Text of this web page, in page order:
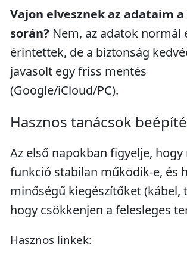
Vajon elvesznek az adataim
során? Nem, az adatok normál
érintettek, de a biztonság
javasolt egy friss mentés
(Google/iCloud/PC).
Hasznos tanácsok
Az első napokban figyelje,
funkció stabilan működik-e, és
minőségű kiegészítőket (kábel,
hogy csökkenjen a felesleges
Hasznos linkek: